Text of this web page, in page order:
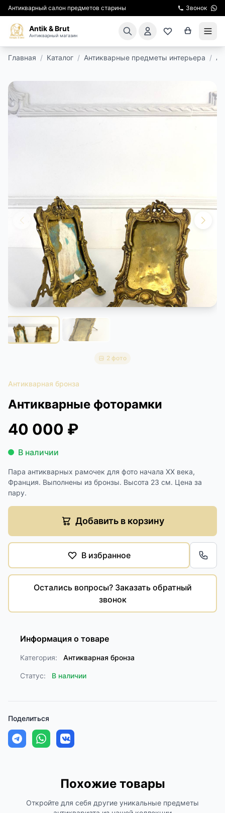
Антикварный салон предметов старины Звонок
Antik & Brut
Антикварный магазин
ПОДАРКИ
КУРСЫ ПО РЕСТАВРАЦИИ
КОНТАКТЫ
ДОСТАВКА И ОПЛАТА
Главная / Каталог / Антикварные предметы интерьера /
2 фото
Антикварная бронза
Антикварные фоторамки
40 000 ₽
В наличии
Пара антикварных рамочек для фото начала XX века,
Франция. Выполнены из бронзы. Высота 23 см. Цена за
пару.
Добавить в корзину
В избранное
Остались вопросы? Заказать обратный
звонок
Информация о товаре
Категория: Антикварная бронза
Статус: В наличии
Поделиться
Похожие товары
Откройте для себя другие уникальные предметы